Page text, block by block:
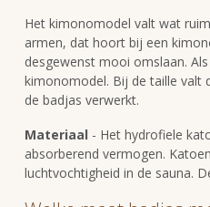
Het kimonomodel valt wat
armen, dat hoort bij een
desgewenst mooi omslaan.
kimonomodel. Bij de taille valt
de badjas verwerkt.
Materiaal - Het hydrofiele
absorberend vermogen.
luchtvochtigheid in de sauna.